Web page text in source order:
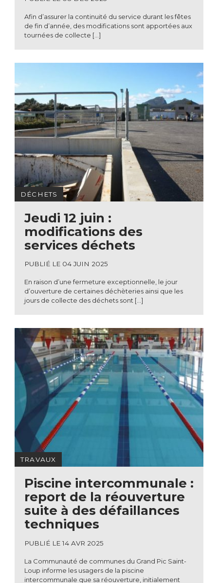
Afin d’assurer la continuité du service durant les fêtes
de fin d’année, des modifications sont apportées aux
tournées de collecte […]
DÉCHETS
Jeudi 12 juin :
modifications des
services déchets
PUBLIÉ LE 04 JUIN 2025
En raison d’une fermeture exceptionnelle, le jour
d’ouverture de certaines déchèteries ainsi que les
jours de collecte des déchets sont […]
TRAVAUX
Piscine intercommunale :
report de la réouverture
suite à des défaillances
techniques
PUBLIÉ LE 14 AVR 2025
La Communauté de communes du Grand Pic Saint-
Loup informe les usagers de la piscine
intercommunale que sa réouverture, initialement